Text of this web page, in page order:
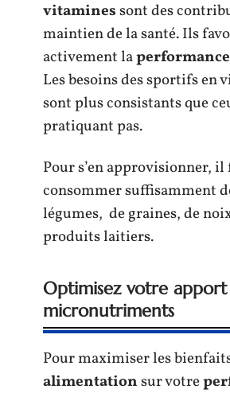
vitaminessont des
maintien de la santé. Ils
activement la
Les besoins des sportifs en
sont plus consistants que
pratiquant pas.
Pour s’en approvisionner,
consommer suffisamment
légumes, de graines, de
produits laitiers.
Optimisez votre
micronutriments
Pour maximiser les
alimentationsur votre